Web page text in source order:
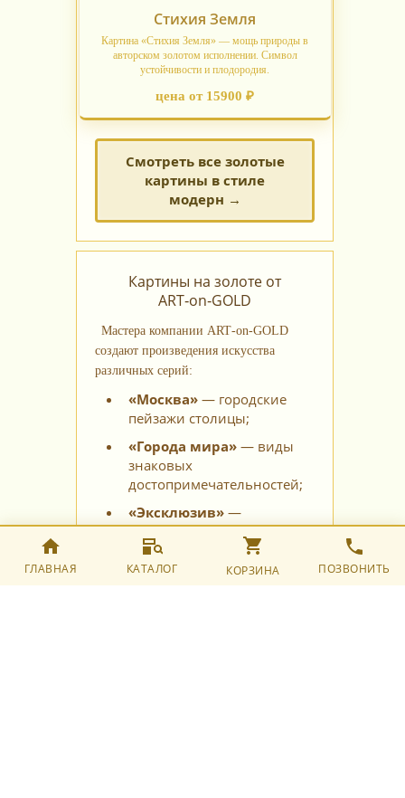
Стихия Земля
Картина «Стихия Земля» — мощь природы в
авторском золотом исполнении. Символ
устойчивости и плодородия.
цена от 15900 ₽
Смотреть все золотые
картины в стиле
модерн →
Картины на золоте от
ART‑on‑GOLD
Мастера компании ART‑on‑GOLD
создают произведения искусства
различных серий:
«Москва» — городские
пейзажи столицы;
«Города мира» — виды
знаковых
достопримечательностей;
«Эксклюзив» —
уникальные авторские
работы;
«Деньги»
— оригинальные
ГЛАВНАЯ КАТАЛОГ КОРЗИНА ПОЗВОНИТЬ